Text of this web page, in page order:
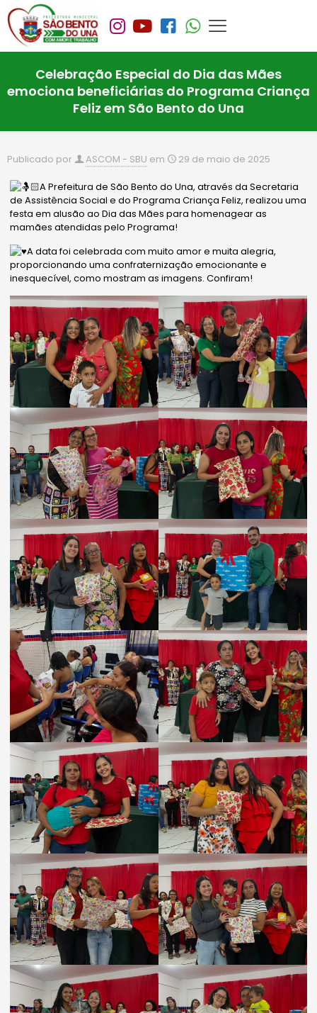
Celebração Especial do Dia das Mães
emociona beneficiárias do Programa Criança
Feliz em São Bento do Una
Publicado por ASCOM - SBU em 29 de maio de 2025
A Prefeitura de São Bento do Una, através da Secretaria
de Assistência Social e do Programa Criança Feliz, realizou uma
festa em alusão ao Dia das Mães para homenagear as
mamães atendidas pelo Programa!
A data foi celebrada com muito amor e muita alegria,
proporcionando uma confraternização emocionante e
inesquecível, como mostram as imagens. Confiram!